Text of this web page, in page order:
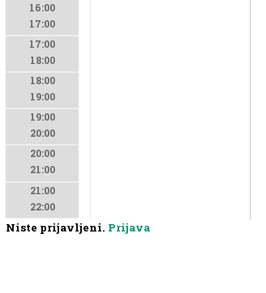
16:00
17:00
17:00
18:00
18:00
19:00
19:00
20:00
20:00
21:00
21:00
22:00
Niste prijavljeni. Prijava